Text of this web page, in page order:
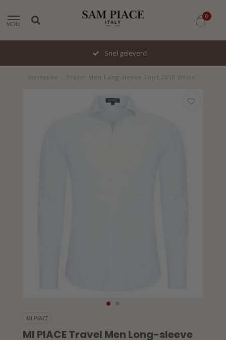
MENU
0
Snel geleverd
Startseite Travel Men Long-sleeve Shirt 2010 White
MI PIACE
MI PIACE Travel Men Long-sleeve